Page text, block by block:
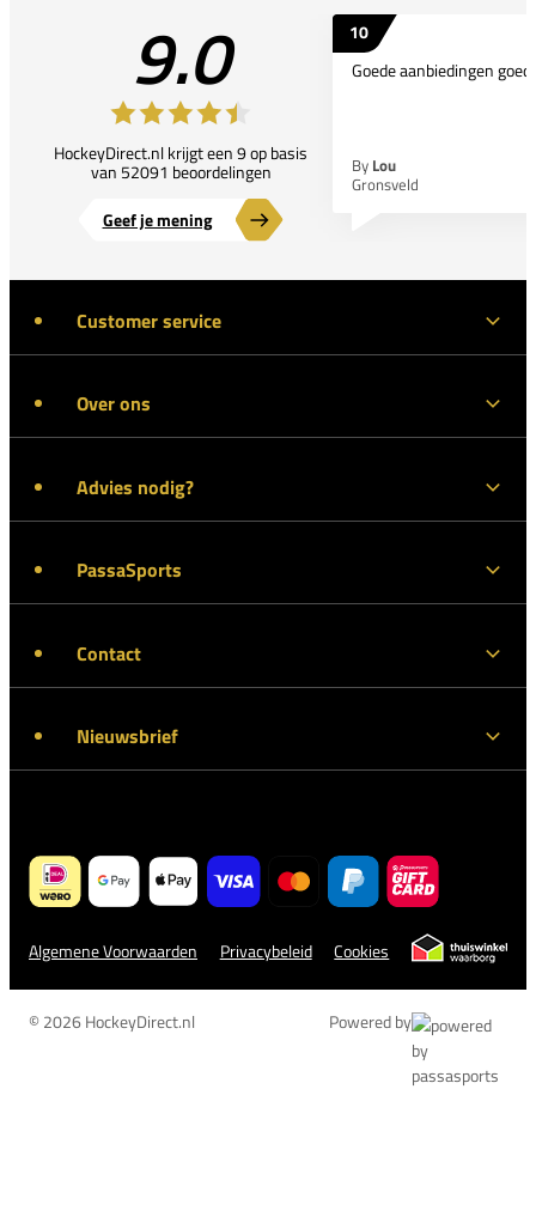
9.0
HockeyDirect.nl krijgt een 9 op basis
van 52091 beoordelingen
Geef je mening
10
Goede aanbiedingen
By Lou
Gronsveld
Customer service
Over ons
Advies nodig?
PassaSports
Contact
Nieuwsbrief
Algemene Voorwaarden Privacybeleid Cookies
© 2026 HockeyDirect.nl Powered by